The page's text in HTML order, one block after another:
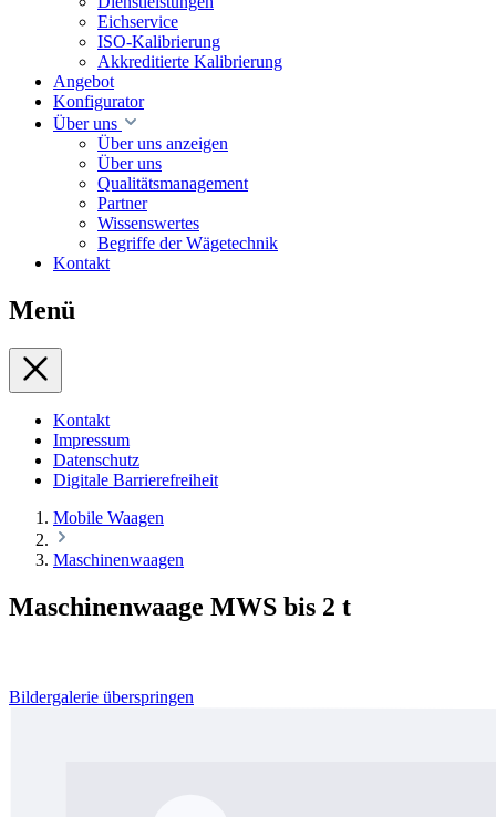
Eichservice
ISO-Kalibrierung
Akkreditierte Kalibrierung
Angebot
Konfigurator
Über uns
Über uns anzeigen
Über uns
Qualitätsmanagement
Partner
Wissenswertes
Begriffe der Wägetechnik
Kontakt
Menü
Kontakt
Impressum
Datenschutz
Digitale Barrierefreiheit
Mobile Waagen
Maschinenwaagen
Maschinenwaage MWS bis 2 t
Bildergalerie überspringen